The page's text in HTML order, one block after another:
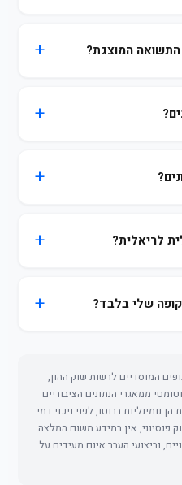
המוצגת?
לריאלית?
המוסדיים לרשות שוק ההון,
ממאגרי הנתונים הציבוריים
נומינליות ברוטו, לפני ניכוי דמי
פנסיוני, אין במידע משום המלצה
וביצועי העבר אינם מעידים על